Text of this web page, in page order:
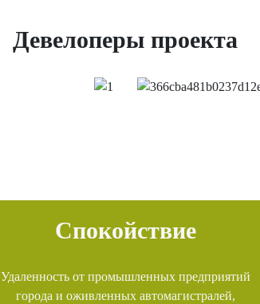
Девелоперы проекта
Спокойствие
Удаленность от промышленных предприятий
города и оживленных автомагистралей,